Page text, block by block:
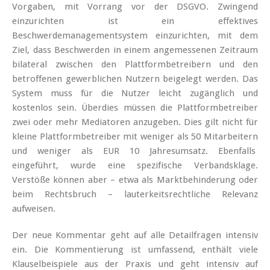
Vorgaben, mit Vorrang vor der DSGVO. Zwingend
einzurichten ist ein effektives
Beschwerdemanagementsystem einzurichten, mit dem
Ziel, dass Beschwerden in einem angemessenen Zeitraum
bilateral zwischen den Plattformbetreibern und den
betroffenen gewerblichen Nutzern beigelegt werden. Das
System muss für die Nutzer leicht zugänglich und
kostenlos sein. Überdies müssen die Plattformbetreiber
zwei oder mehr Mediatoren anzugeben. Dies gilt nicht für
kleine Plattformbetreiber mit weniger als 50 Mitarbeitern
und weniger als EUR 10 Jahresumsatz. Ebenfalls
eingeführt, wurde eine spezifische Verbandsklage.
Verstöße können aber – etwa als Marktbehinderung oder
beim Rechtsbruch – lauterkeitsrechtliche Relevanz
aufweisen.
Der neue Kommentar geht auf alle Detailfragen intensiv
ein. Die Kommentierung ist umfassend, enthält viele
Klauselbeispiele aus der Praxis und geht intensiv auf